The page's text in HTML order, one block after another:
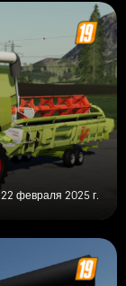
22 февраля 2025 г.